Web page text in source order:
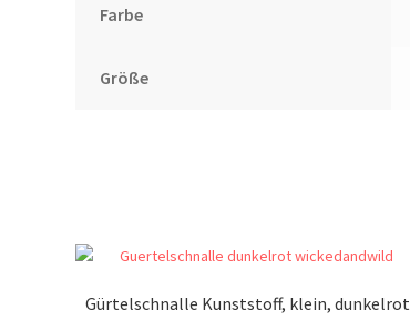
Farbe
Größe
Gürtelschnalle Kunststoff, klein, dunkelrot